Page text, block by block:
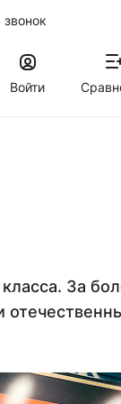
звонок
Войти
За